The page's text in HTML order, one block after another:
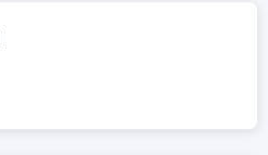
25, Barcelona,